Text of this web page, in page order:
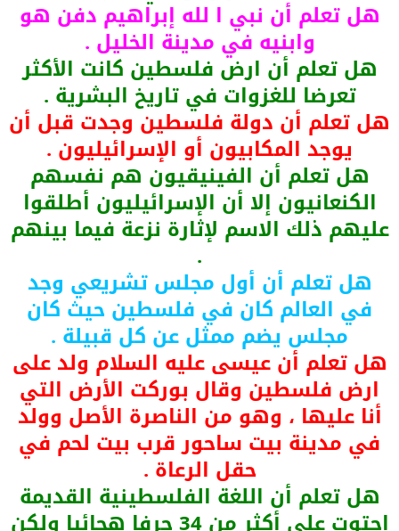
هل تعلم أن نبي ا لله إبراهيم دفن هو
وابنيه في مدينة الخليل .
هل تعلم أن ارض فلسطين كانت الأكثر
تعرضا للغزوات في تاريخ البشرية .
هل تعلم أن دولة فلسطين وجدت قبل أن
يوجد المكابيون أو الإسرائيليون .
هل تعلم أن الفينيقيون هم نفسهم
الكنعانيون إلا أن الإسرائيليون أطلقوا
عليهم ذلك الاسم لإثارة نزعة فيما بينهم
.
هل تعلم أن أول مجلس تشريعي وجد
في العالم كان في فلسطين حيث كان
مجلس يضم ممثل عن كل قبيلة .
هل تعلم أن عيسى عليه السلام ولد على
ارض فلسطين وقال بوركت الأرض التي
أنا عليها ، وهو من الناصرة الأصل وولد
في مدينة بيت ساحور قرب بيت لحم في
حقل الرعاة .
هل تعلم أن اللغة الفلسطينية القديمة